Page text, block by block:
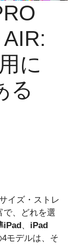
に
る
イズ・ストレ
で、どれを選
iPad、 iPad
4モデルは、そ